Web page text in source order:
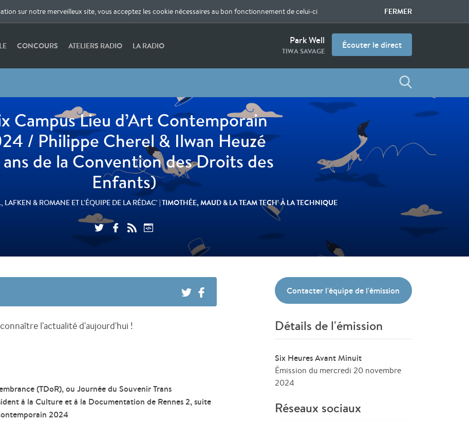
sur notre merveilleux site, vous acceptez les cookie nécessaires au bon fonctionnement de celui-ci FERMER
CONCOURS ATELIERS RADIO LA RADIO Park Well
TIWA SAVAGE
Écouter le direct
Campus Lieu d’Art Contemporain
/ Philippe Cherel & Ilwan Heuzé
de la Convention des Droits des
Enfants)
LAFKEN & ROMANE ET L'ÉQUIPE DE LA RÉDAC' | TIMOTHÉE, MAUD & LA TEAM TECH' À LA TECHNIQUE
l'actualité d'aujourd'hui !
(TDoR), ou Journée du Souvenir Trans
à la Culture et à la Documentation de Rennes 2, suite
2024
Contacter l'équipe de l'émission
Détails de l'émission
Six Heures Avant Minuit
Émission du mercredi 20 novembre
2024
Réseaux sociaux